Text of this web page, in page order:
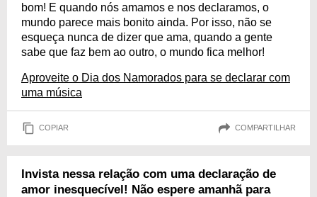
bom! E quando nós amamos e nos declaramos, o
mundo parece mais bonito ainda. Por isso, não se
esqueça nunca de dizer que ama, quando a gente
sabe que faz bem ao outro, o mundo fica melhor!
Aproveite o Dia dos Namorados para se declarar com
uma música
COPIAR COMPARTILHAR
Invista nessa relação com uma declaração de
amor inesquecível! Não espere amanhã para